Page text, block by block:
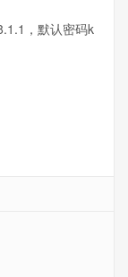
，默认密码k